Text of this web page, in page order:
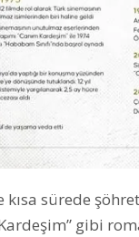
sürede
Kardeşim” gibi